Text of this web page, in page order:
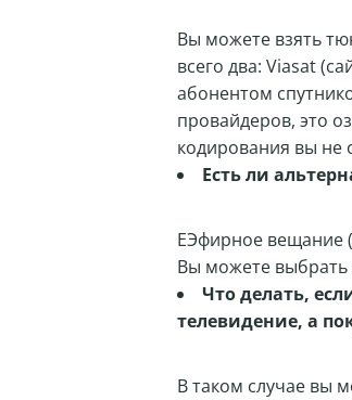
Вы можете взять
всего два: Viasat
абонентом
провайдеров, это
кодирования вы не
Есть ли
ЕЭфирное вещание
Вы можете выбрать
Что делать,
телевидение, а
В таком случае вы